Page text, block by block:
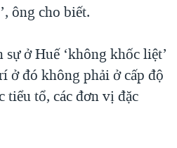
ông cho biết.
ở Huế ‘không khốc liệt’
ở đó không phải ở cấp độ
tiểu tổ, các đơn vị đặc